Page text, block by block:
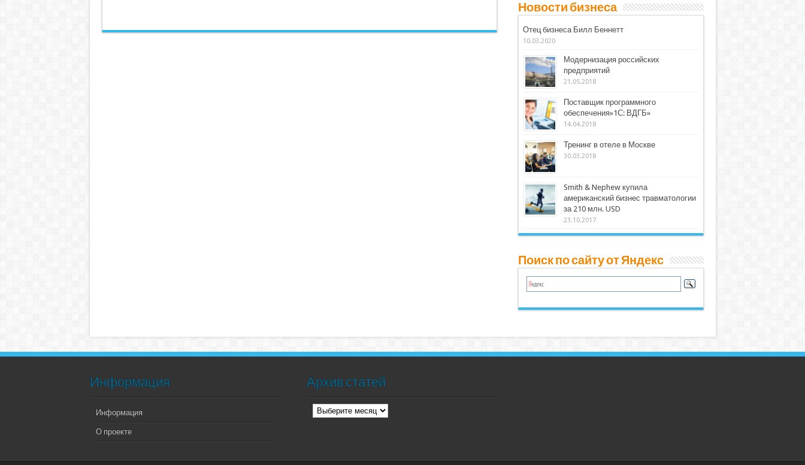
Новости бизнеса
Отец бизнеса Билл Беннетт
10.03.2020
Модернизация российских
предприятий
21.05.2018
Поставщик программного
обеспечения»1С: ВДГБ»
14.04.2018
Тренинг в отеле в Москве
30.03.2018
Smith & Nephew купила
американский бизнес травматологии
за 210 млн. USD
23.10.2017
Поиск по сайту от Яндекс
Информация
Информация
О проекте
Архив статей
Архив
статей